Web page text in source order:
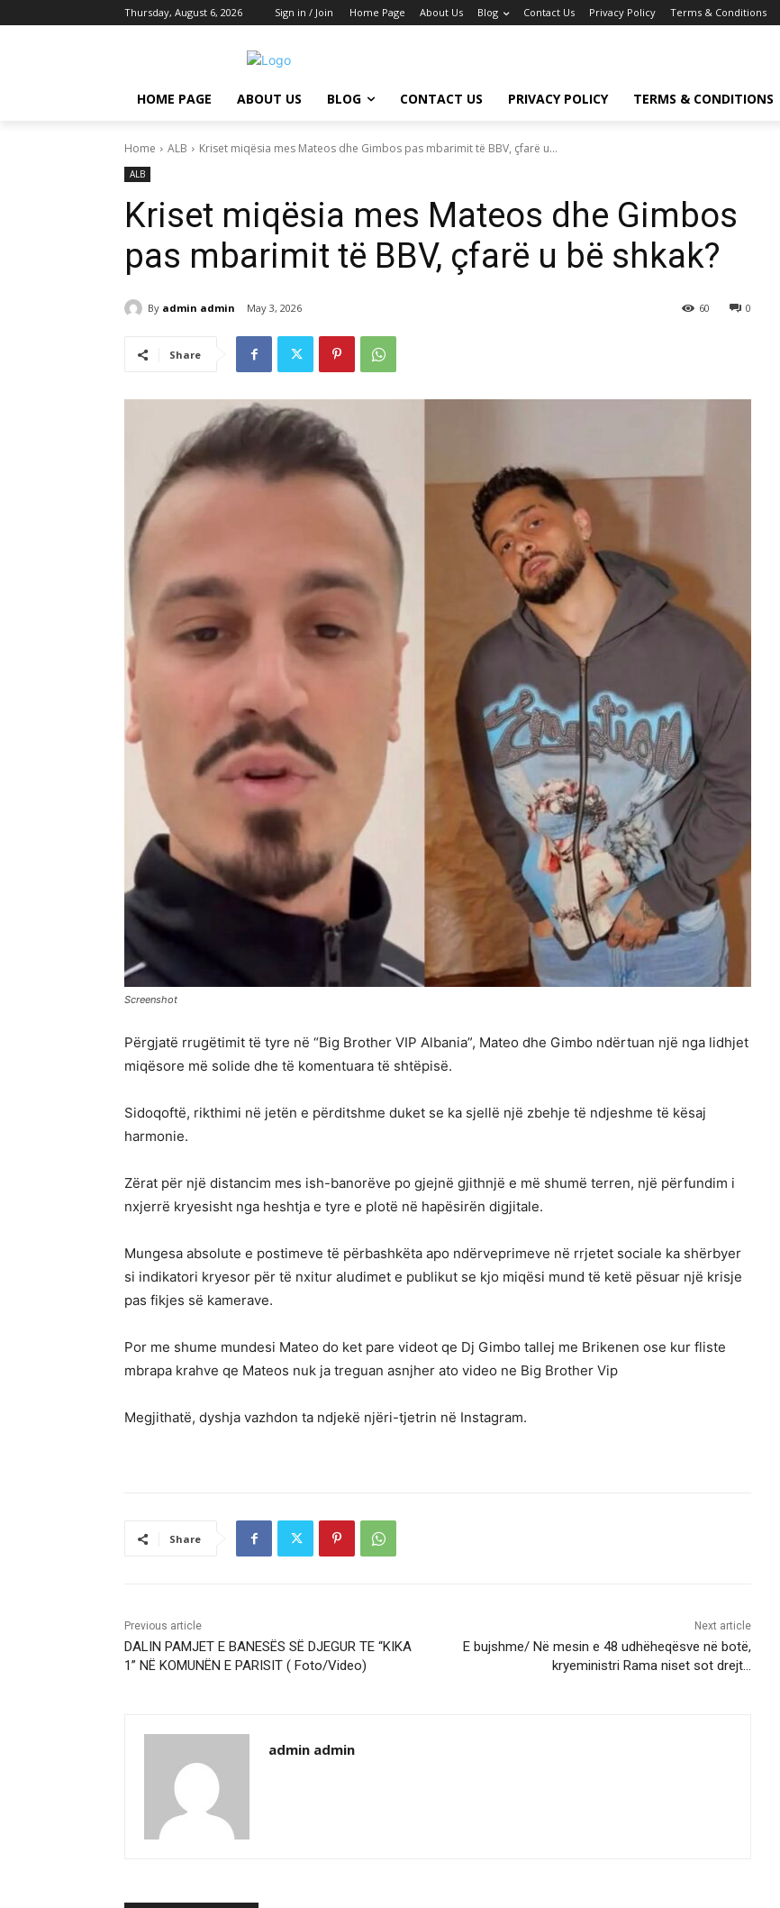
Thursday, August 6, 2026 Sign in / Join Home Page About Us Blog Contact Us Privacy Policy Terms & Conditions
HOME PAGE ABOUT US BLOG CONTACT US PRIVACY POLICY TERMS & CONDITIONS
Home ALB Kriset miqësia mes Mateos dhe Gimbos pas mbarimit të BBV, çfarë u...
ALB
Kriset miqësia mes Mateos dhe Gimbos
pas mbarimit të BBV, çfarë u bë shkak?
By admin admin May 3, 2026 0
60
Share
Screenshot
Përgjatë rrugëtimit të tyre në “Big Brother VIP Albania”, Mateo dhe Gimbo ndërtuan një nga lidhjet
miqësore më solide dhe të komentuara të shtëpisë.
Sidoqoftë, rikthimi në jetën e përditshme duket se ka sjellë një zbehje të ndjeshme të kësaj
harmonie.
Zërat për një distancim mes ish-banorëve po gjejnë gjithnjë e më shumë terren, një përfundim i
nxjerrë kryesisht nga heshtja e tyre e plotë në hapësirën digjitale.
Mungesa absolute e postimeve të përbashkëta apo ndërveprimeve në rrjetet sociale ka shërbyer
si indikatori kryesor për të nxitur aludimet e publikut se kjo miqësi mund të ketë pësuar një krisje
pas fikjes së kamerave.
Por me shume mundesi Mateo do ket pare videot qe Dj Gimbo tallej me Brikenen ose kur fliste
mbrapa krahve qe Mateos nuk ja treguan asnjher ato video ne Big Brother Vip
Megjithatë, dyshja vazhdon ta ndjekë njëri-tjetrin në Instagram.
Share
Previous article
DALIN PAMJET E BANESËS SË DJEGUR TE “KIKA
1” NË KOMUNËN E PARISIT ( Foto/Video)
Next article
E bujshme/ Në mesin e 48 udhëheqësve në botë,
kryeministri Rama niset sot drejt…
admin admin